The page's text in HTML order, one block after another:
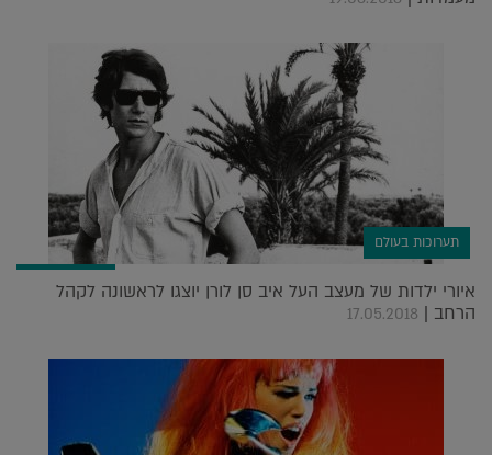
תערוכות בעולם
איורי ילדות של מעצב העל איב סן לורן יוצגו לראשונה לקהל
הרחב | 17.05.2018